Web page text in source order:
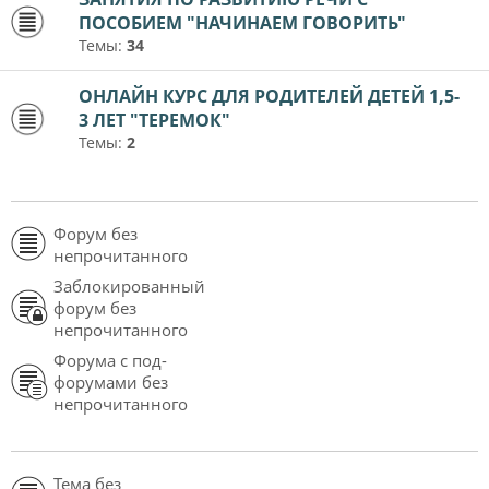
ПОСОБИЕМ "НАЧИНАЕМ ГОВОРИТЬ"
Темы: 34
ОНЛАЙН КУРС ДЛЯ РОДИТЕЛЕЙ ДЕТЕЙ 1,5-
3 ЛЕТ "ТЕРЕМОК"
Темы: 2
Форум без
непрочитанного
Заблокированный
форум без
непрочитанного
Форума с под-
форумами без
непрочитанного
Тема без